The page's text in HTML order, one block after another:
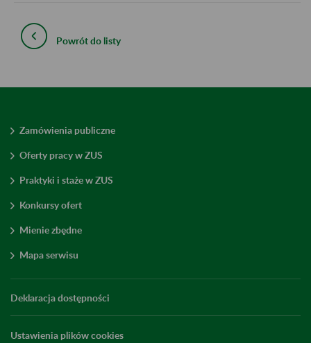
Powrót do listy
Zamówienia publiczne
Oferty pracy w ZUS
Praktyki i staże w ZUS
Konkursy ofert
Mienie zbędne
Mapa serwisu
Deklaracja dostępności
Ustawienia plików cookies